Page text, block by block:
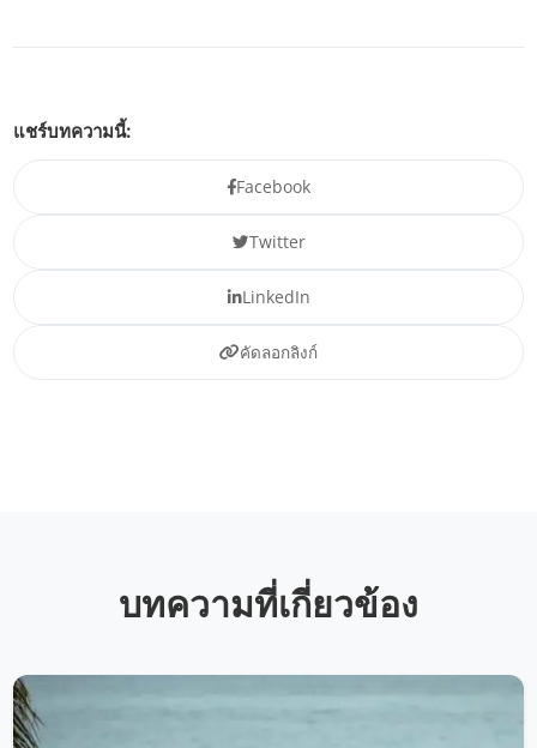
แชร์บทความนี้:
Facebook
Twitter
LinkedIn
คัดลอกลิงก์
บทความที่เกี่ยวข้อง